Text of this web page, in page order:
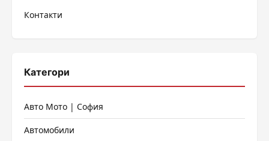
Контакти
Категори
Авто Мото | София
Автомобили